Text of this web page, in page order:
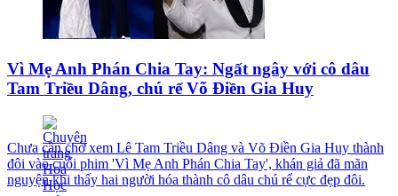
Vì Mẹ Anh Phán Chia Tay: Ngất ngây với cô dâu
Tam Triều Dâng, chú rể Võ Điền Gia Huy
Chưa cần chờ xem Lê Tam Triều Dâng và Võ Điền Gia Huy thành
đôi vào cuối phim 'Vì Mẹ Anh Phán Chia Tay', khán giả đã mãn
nguyện khi thấy hai người hóa thành cô dâu chú rể cực đẹp đôi.